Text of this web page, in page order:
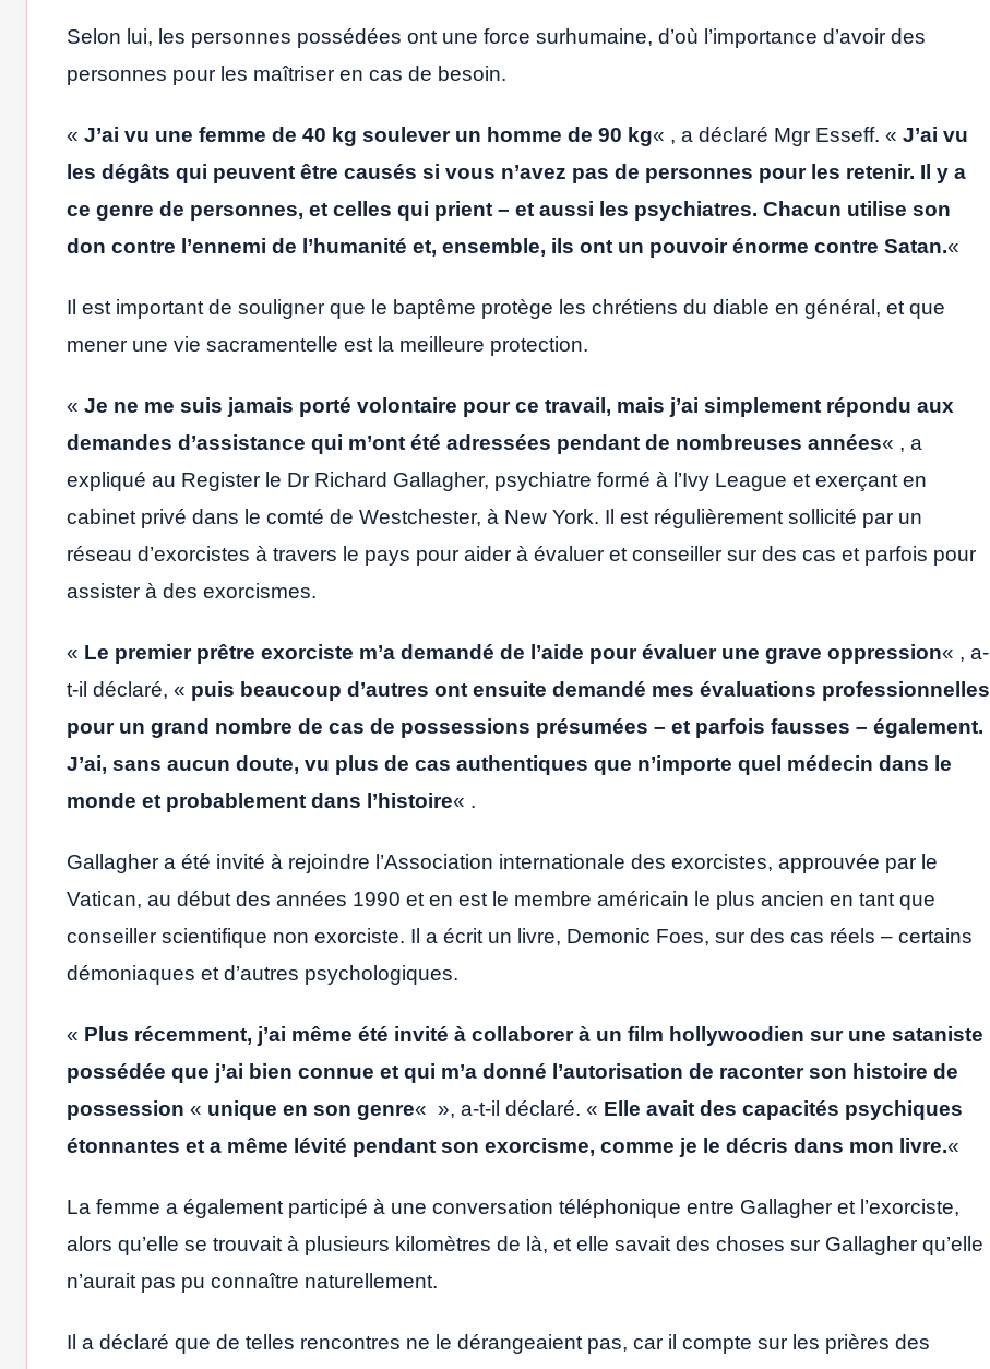
Selon lui, les personnes possédées ont une force surhumaine, d’où l’importance d’avoir des
personnes pour les maîtriser en cas de besoin.
« J’ai vu une femme de 40 kg soulever un homme de 90 kg« , a déclaré Mgr Esseff. « J’ai vu
les dégâts qui peuvent être causés si vous n’avez pas de personnes pour les retenir. Il y a
ce genre de personnes, et celles qui prient – et aussi les psychiatres. Chacun utilise son
don contre l’ennemi de l’humanité et, ensemble, ils ont un pouvoir énorme contre Satan.«
Il est important de souligner que le baptême protège les chrétiens du diable en général, et que
mener une vie sacramentelle est la meilleure protection.
« Je ne me suis jamais porté volontaire pour ce travail, mais j’ai simplement répondu aux
demandes d’assistance qui m’ont été adressées pendant de nombreuses années« , a
expliqué au Register le Dr Richard Gallagher, psychiatre formé à l’Ivy League et exerçant en
cabinet privé dans le comté de Westchester, à New York. Il est régulièrement sollicité par un
réseau d’exorcistes à travers le pays pour aider à évaluer et conseiller sur des cas et parfois pour
assister à des exorcismes.
« Le premier prêtre exorciste m’a demandé de l’aide pour évaluer une grave oppression« , a-
t-il déclaré, « puis beaucoup d’autres ont ensuite demandé mes évaluations professionnelles
pour un grand nombre de cas de possessions présumées – et parfois fausses – également.
J’ai, sans aucun doute, vu plus de cas authentiques que n’importe quel médecin dans le
monde et probablement dans l’histoire« .
Gallagher a été invité à rejoindre l’Association internationale des exorcistes, approuvée par le
Vatican, au début des années 1990 et en est le membre américain le plus ancien en tant que
conseiller scientifique non exorciste. Il a écrit un livre, Demonic Foes, sur des cas réels – certains
démoniaques et d’autres psychologiques.
« Plus récemment, j’ai même été invité à collaborer à un film hollywoodien sur une sataniste
possédée que j’ai bien connue et qui m’a donné l’autorisation de raconter son histoire de
possession « unique en son genre« », a-t-il déclaré. « Elle avait des capacités psychiques
étonnantes et a même lévité pendant son exorcisme, comme je le décris dans mon livre.«
La femme a également participé à une conversation téléphonique entre Gallagher et l’exorciste,
alors qu’elle se trouvait à plusieurs kilomètres de là, et elle savait des choses sur Gallagher qu’elle
n’aurait pas pu connaître naturellement.
Il a déclaré que de telles rencontres ne le dérangeaient pas, car il compte sur les prières des